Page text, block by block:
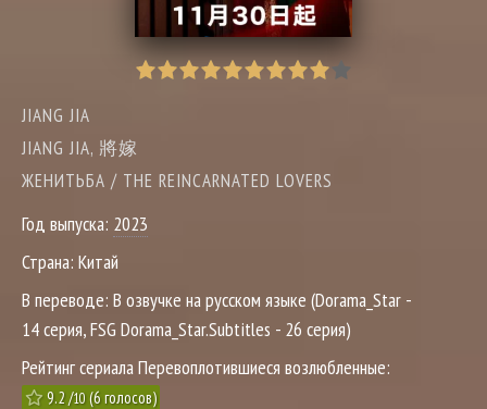
JIANG JIA
JIANG JIA, 將嫁
ЖЕНИТЬБА / THE REINCARNATED LOVERS
Год выпуска: 2023
Страна: Китай
В переводе: В озвучке на русском языке (Dorama_Star -
14 серия, FSG Dorama_Star.Subtitles - 26 серия)
Рейтинг сериала Перевоплотившиеся возлюбленные:
9.2/10(6голосов)